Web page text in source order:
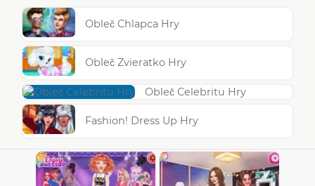
Obleč Chlapca Hry
Obleč Zvieratko Hry
Obleč Celebritu Hry
Fashion! Dress Up Hry